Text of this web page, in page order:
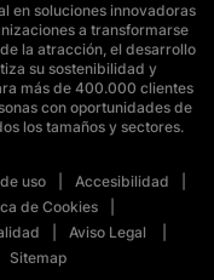
en soluciones innovadoras
a transformarse
la atracción, el desarrollo
su sostenibilidad y
más de 400.000 clientes
con oportunidades de
los tamaños y sectores.
uso
Accesibilidad
de Cookies
Aviso Legal
Sitemap